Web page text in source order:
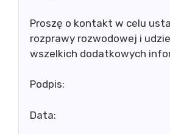
Proszę o kontakt w celu
rozprawy rozwodowej i
wszelkich dodatkowych
Podpis:
Data: